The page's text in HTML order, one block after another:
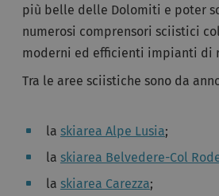
più belle delle Dolomiti e poter
numerosi comprensori sciistici
moderni ed efficienti impianti di
Tra le aree sciistiche sono da
la skiarea Alpe Lusia;
la skiarea Belvedere-Col
la skiarea Carezza;